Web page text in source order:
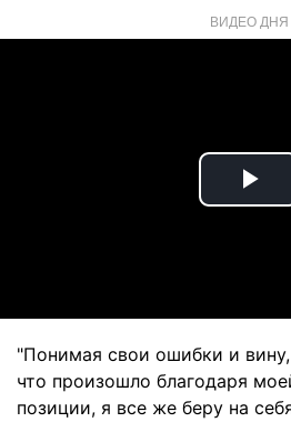
ВИДЕО ДНЯ
"Понимая свои ошибки и
что произошло благодаря
позиции, я все же беру на